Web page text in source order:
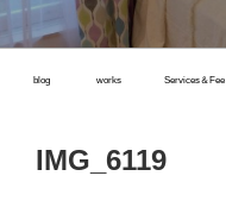
プ
blog works Services＆Fee
IMG_6119